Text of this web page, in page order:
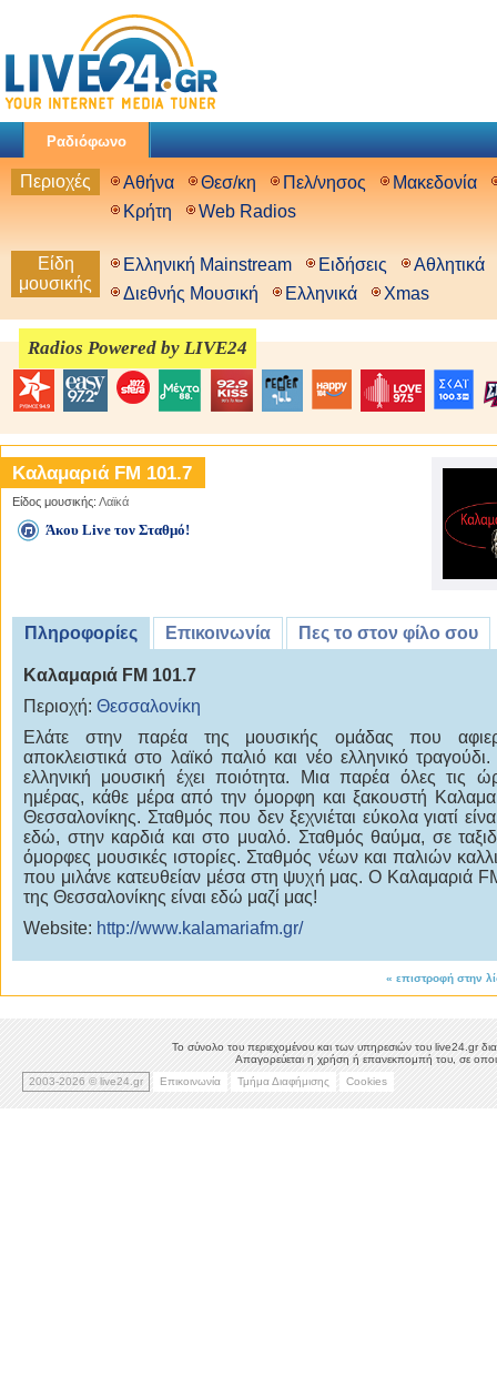
Ραδιόφωνο
Περιοχές Αθήνα Θεσ/κη Πελ/νησος
Μακεδονία
Κρήτη
Web Radios
Είδη
μουσικής
Ελληνική Mainstream Ειδήσεις
Αθλητικά
Διεθνής Μουσική
Ελληνικά Xmas
Radios Powered by LIVE24
Καλαμαριά FM 101.7
Είδος μουσικής: Λαϊκά
Άκου Live τον Σταθμό!
Πληροφορίες Επικοινωνία Πες το στον φίλο σου
Καλαμαριά FM 101.7
Περιοχή: Θεσσαλονίκη
Ελάτε στην παρέα της μουσικής ομάδας που
αποκλειστικά στο λαϊκό παλιό και νέο ελληνικό
ελληνική μουσική έχει ποιότητα. Μια παρέα όλες τις
ημέρας, κάθε μέρα από την όμορφη και ξακουστή
Θεσσαλονίκης. Σταθμός που δεν ξεχνιέται εύκολα γιατί
εδώ, στην καρδιά και στο μυαλό. Σταθμός θαύμα, σε
όμορφες μουσικές ιστορίες. Σταθμός νέων και παλιών
που μιλάνε κατευθείαν μέσα στη ψυχή μας. Ο Καλαμαριά
της Θεσσαλονίκης είναι εδώ μαζί μας!
Website: http://www.kalamariafm.gr/
« επιστροφή στην
Το σύνολο του περιεχομένου και των υπηρεσιών του live24.gr
Απαγορεύεται η χρήση ή επανεκπομπή του, σε
2003-2026 © live24.gr
Επικοινωνία Τμήμα Διαφήμισης Cookies